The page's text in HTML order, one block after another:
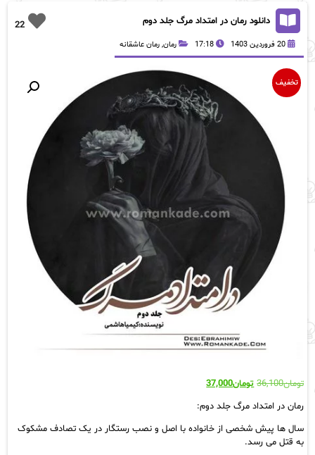
22 دانلود رمان در امتداد مرگ جلد دوم
20 فروردین 1403 17:18 رمان, رمان عاشقانه
تخفیف
تومان36,100 قیمت
تومان36,100
بود.
تومان37,000قیمت
تومان37,000.
رمان در امتداد مرگ جلد دوم:
سال ها پیش شخصی از خانواده با اصل و نصب رستگار در یک تصادف مشکوک
به قتل می رسد.